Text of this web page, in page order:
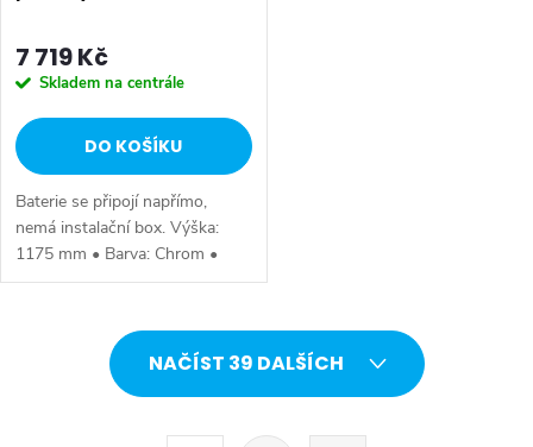
7 719 Kč
Skladem na centrále
DO KOŠÍKU
Baterie se připojí napřímo,
nemá instalační box. Výška:
1175 mm • Barva: Chrom •
Materiál: Mosaz • Tvar: Kruhové
Ovládání: Páka • Přepínač na
NAČÍST 39 DALŠÍCH